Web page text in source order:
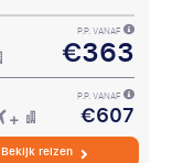
P.P. VANAF
€363
P.P. VANAF
€607
Bekijk reizen